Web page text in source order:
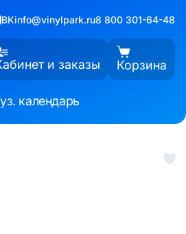
ВКinfo@vinylpark.ru8 800 301-64-48
и заказы Корзина
календарь